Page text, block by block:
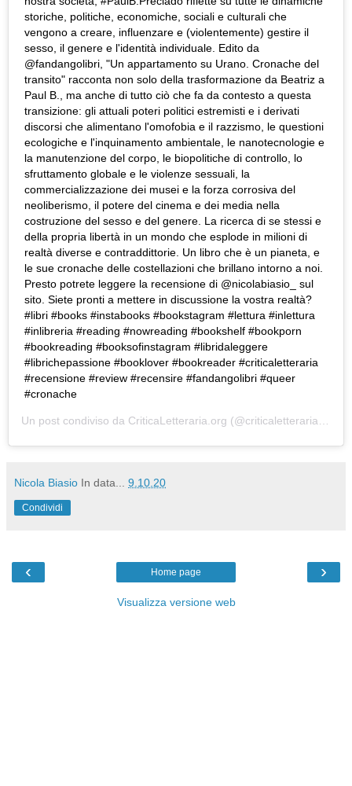
storiche, politiche, economiche, sociali e culturali che
vengono a creare, influenzare e (violentemente) gestire il
sesso, il genere e l'identità individuale. Edito da
@fandangolibri, "Un appartamento su Urano. Cronache del
transito" racconta non solo della trasformazione da Beatriz a
Paul B., ma anche di tutto ciò che fa da contesto a questa
transizione: gli attuali poteri politici estremisti e i derivati
discorsi che alimentano l'omofobia e il razzismo, le questioni
ecologiche e l'inquinamento ambientale, le nanotecnologie e
la manutenzione del corpo, le biopolitiche di controllo, lo
sfruttamento globale e le violenze sessuali, la
commercializzazione dei musei e la forza corrosiva del
neoliberismo, il potere del cinema e dei media nella
costruzione del sesso e del genere. La ricerca di se stessi e
della propria libertà in un mondo che esplode in milioni di
realtà diverse e contraddittorie. Un libro che è un pianeta, e
le sue cronache delle costellazioni che brillano intorno a noi.
Presto potrete leggere la recensione di @nicolabiasio_ sul
sito. Siete pronti a mettere in discussione la vostra realtà?
#libri #books #instabooks #bookstagram #lettura #inlettura
#inlibreria #reading #nowreading #bookshelf #bookporn
#bookreading #booksofinstagram #libridaleggere
#librichepassione #booklover #bookreader #criticaletteraria
#recensione #review #recensire #fandangolibri #queer
#cronache
Un post condiviso da CriticaLetteraria.org (@criticaletteraria) in data:
Nicola Biasio In data... 9.10.20
Condividi
‹ ›
Home page
Visualizza versione web